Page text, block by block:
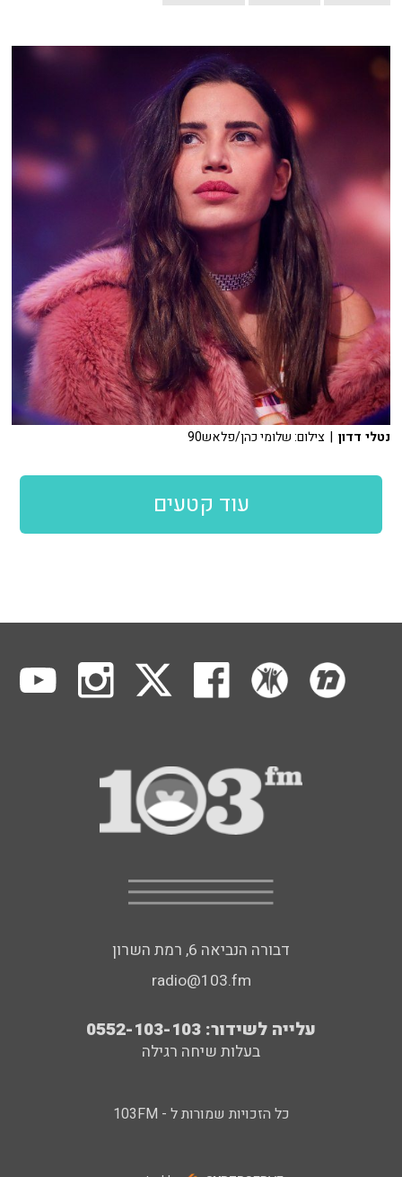
נטלי דדון | צילום: שלומי כהן/פלאש90
עוד קטעים
דבורה הנביאה 6, רמת השרון
radio@103.fm
עלייה לשידור: 0552-103-103
בעלות שיחה רגילה
כל הזכויות שמורות ל - 103FM